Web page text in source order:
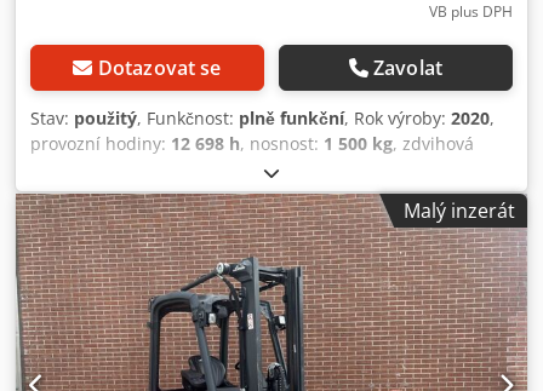
VB plus DPH
Dotazovat se Zavolat
Stav: použitý, Funkčnost: plně funkční, Rok výroby: 2020,
provozní hodiny: 12 698 h, nosnost: 1 500 kg, zdvihová
, volný zdvih:1 519 mm
elektrický, typ stožáru:triplex, stavební výška:2 121 mm,
typ pohonu:Elektro, Elektrický tříkolový vysokozdvižný
vozík ISO třída: ISO třída 2 = 1 000 – 2 500 kg Typ stožáru:
Triplex Stav: Připraven k provozu a plně funkční Technický
stav: dobrý Baterie Volt: 24V Djdpfezc A S Hjx Agdsck Boční
posuv, 3. ventil,
Malý inzerát